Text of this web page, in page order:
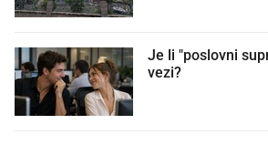
Je li "poslovni
vezi?